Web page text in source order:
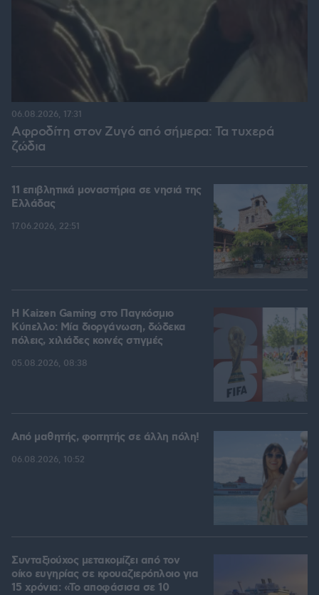
Αφροδίτη στον Ζυγό από σήμερα: Τα τυχερά
ζώδια
06.08.2026, 17:31
11 επιβλητικά μοναστήρια σε νησιά της
Ελλάδας
17.06.2026, 22:51
H Kaizen Gaming στο Παγκόσμιο
Kύπελλο: Μία διοργάνωση, δώδεκα
πόλεις, χιλιάδες κοινές στιγμές
05.08.2026, 08:38
Από μαθητής, φοιτητής σε άλλη πόλη!
06.08.2026, 10:52
Συνταξιούχος μετακομίζει από τον
οίκο ευγηρίας σε κρουαζιερόπλοιο για
15 χρόνια: «Το αποφάσισα σε 10